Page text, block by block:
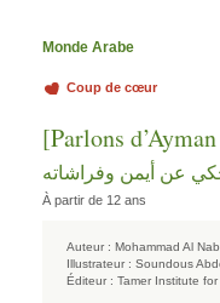
Monde Arabe
Coup de cœur
[Parlons
عن أيمن وفراشاته
À partir de 12 ans
Auteur : Mohammad Al
Illustrateur : Soundous
Éditeur : Tamer Institute